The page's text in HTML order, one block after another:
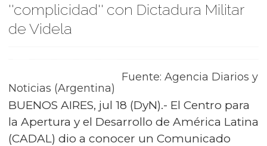
''complicidad'' con Dictadura Militar
de Videla
Fuente: Agencia Diarios y
Noticias (Argentina)
BUENOS AIRES, jul 18 (DyN).- El Centro para
la Apertura y el Desarrollo de América Latina
(CADAL) dio a conocer un Comunicado